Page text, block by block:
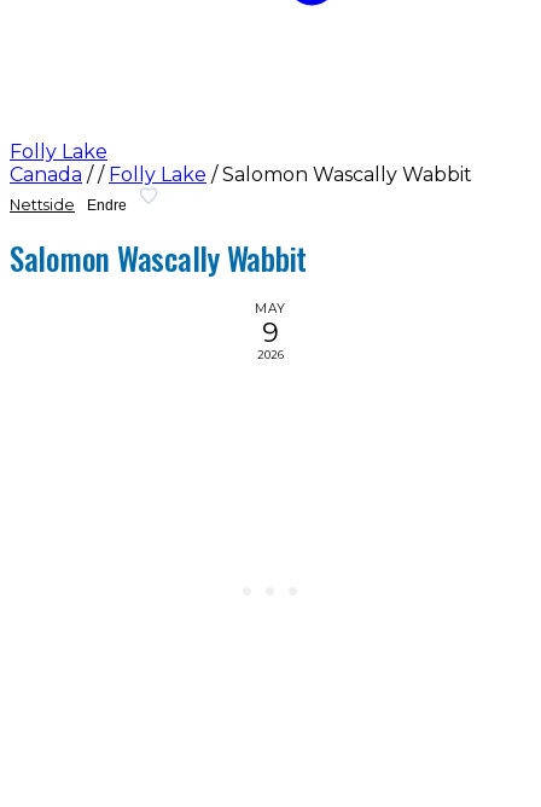
Folly Lake
Canada / / Folly Lake / Salomon Wascally Wabbit
Nettside Endre
Salomon Wascally Wabbit
MAY
9
2026